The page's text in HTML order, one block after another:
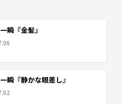
瞬『金髪』
瞬『静かな眼差し』